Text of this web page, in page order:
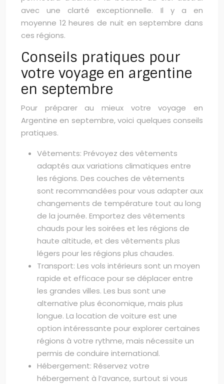
avec une clarté exceptionnelle. Il y a en
moyenne 12 heures de nuit en septembre dans
ces régions.
Conseils pratiques pour
votre voyage en argentine
en septembre
Pour préparer au mieux votre voyage en
Argentine en septembre, voici quelques conseils
pratiques.
Vêtements: Prévoyez des vêtements
adaptés aux variations climatiques entre
les régions. Des couches de vêtements
sont recommandées pour vous adapter aux
changements de température tout au long
de la journée. Emportez des vêtements
chauds pour les soirées et les régions de
haute altitude, et des vêtements plus
légers pour les régions plus chaudes.
Transport: Les vols intérieurs sont un moyen
rapide et efficace pour se déplacer entre
les grandes villes. Les bus sont une
alternative plus économique, mais plus
longue. La location de voiture est une
option intéressante pour explorer certaines
régions à votre rythme, mais nécessite un
permis de conduire international.
Hébergement: Réservez votre
hébergement à l’avance, surtout si vous